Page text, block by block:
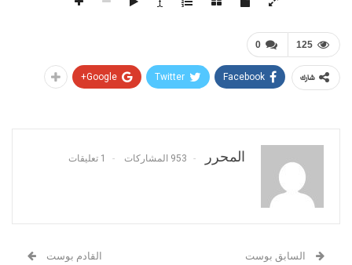
0 125
شارك Facebook
Twitter
Google+
المحرر 953 المشاركات 1 تعليقات
السابق بوست القادم بوست